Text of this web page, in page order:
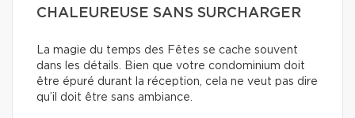
CHALEUREUSE SANS SURCHARGER
La magie du temps des Fêtes se cache souvent
dans les détails. Bien que votre condominium doit
être épuré durant la réception, cela ne veut pas dire
qu’il doit être sans ambiance.